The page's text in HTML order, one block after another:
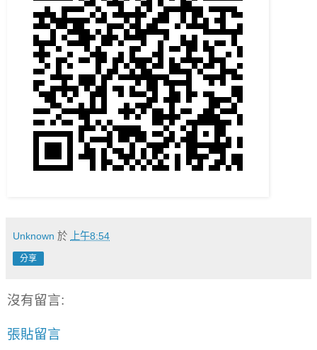
Unknown 於 上午8:54
分享
沒有留言:
張貼留言